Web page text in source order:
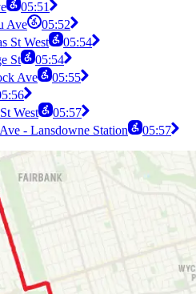
05:51
Ave
05:52
St West
05:54
St
05:54
Ave
05:55
West
05:57
- Lansdowne Station
05:57